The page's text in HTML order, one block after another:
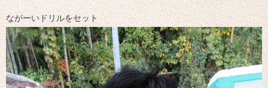
ながーいドリルをセット